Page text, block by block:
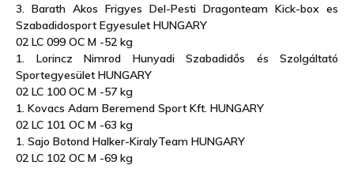
3. Barath Akos Frigyes Del-Pesti Dragonteam Kick-box es
Szabadidosport Egyesulet HUNGARY
02 LC 099 OC M -52 kg
1. Lorincz Nimrod Hunyadi Szabadidős és Szolgáltató
Sportegyesület HUNGARY
02 LC 100 OC M -57 kg
1. Kovacs Adam Beremend Sport Kft. HUNGARY
02 LC 101 OC M -63 kg
1. Sajo Botond Halker-KiralyTeam HUNGARY
02 LC 102 OC M -69 kg